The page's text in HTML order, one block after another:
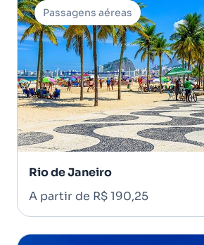
Passagens aéreas
Rio de Janeiro
A partir de R$ 190,25